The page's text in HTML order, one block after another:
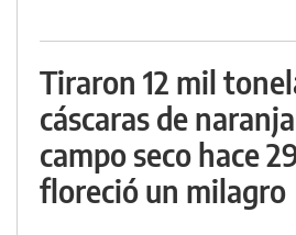
Tiraron 12 mil
cáscaras de
campo seco hace
floreció un milagro